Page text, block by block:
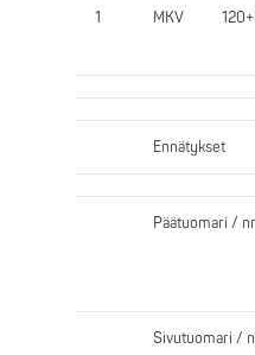
1 MKV
Ennätykset
Päätuomari /
Sivutuomari /